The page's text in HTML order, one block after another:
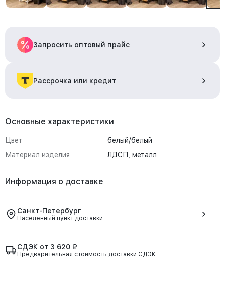
Запросить оптовый прайс
Рассрочка или кредит
Основные характеристики
Цвет
белый/белый
Материал изделия
ЛДСП, металл
Информация о доставке
Санкт-Петербург
Населённый пункт доставки
СДЭК от 3 620 ₽
Предварительная стоимость доставки СДЭК